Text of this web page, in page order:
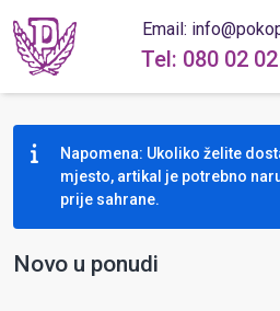
Email:
Tel: 080 02
Napomena: Ukoliko želite
mjesto, artikal je potrebno
prije sahrane.
Novo u ponudi